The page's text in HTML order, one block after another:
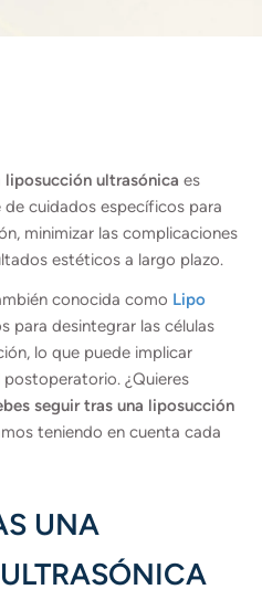
liposucción ultrasónica es
cuidados específicos para
minimizar las complicaciones
estéticos a largo plazo.
conocida como Lipo
para desintegrar las células
lo que puede implicar
¿Quieres
seguir tras una liposucción
teniendo en cuenta cada
UNA